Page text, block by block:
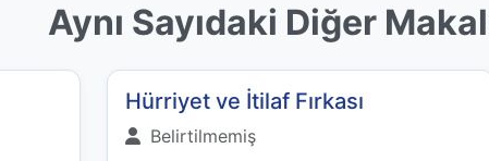
Aynı Sayıdaki Diğer
Hürriyet ve İtilaf Fırkası
Belirtilmemiş